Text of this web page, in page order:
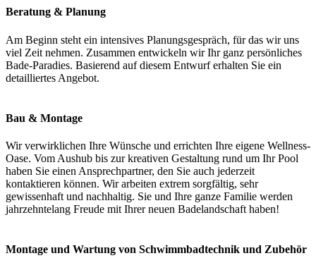
Beratung & Planung
Am Beginn steht ein intensives Planungsgespräch, für das wir uns
viel Zeit nehmen. Zusammen entwickeln wir Ihr ganz persönliches
Bade-Paradies. Basierend auf diesem Entwurf erhalten Sie ein
detailliertes Angebot.
Bau & Montage
Wir verwirklichen Ihre Wünsche und errichten Ihre eigene Wellness-
Oase. Vom Aushub bis zur kreativen Gestaltung rund um Ihr Pool
haben Sie einen Ansprechpartner, den Sie auch jederzeit
kontaktieren können. Wir arbeiten extrem sorgfältig, sehr
gewissenhaft und nachhaltig. Sie und Ihre ganze Familie werden
jahrzehntelang Freude mit Ihrer neuen Badelandschaft haben!
Montage und Wartung von Schwimmbadtechnik und Zubehör